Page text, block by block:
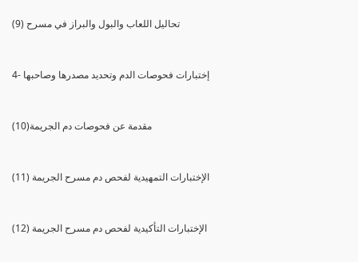
(9) تحاليل اللعاب والبول والبراز في مسرح
4- إختبارات فحوصات الدم وتحديد مصدرها وصاحبها
(10)مقدمة عن فحوصات دم الجريمة
(11) الإختبارات التمهيدية لفحص دم مسرح الجريمة
(12) الإختبارات التأكيدية لفحص دم مسرح الجريمة